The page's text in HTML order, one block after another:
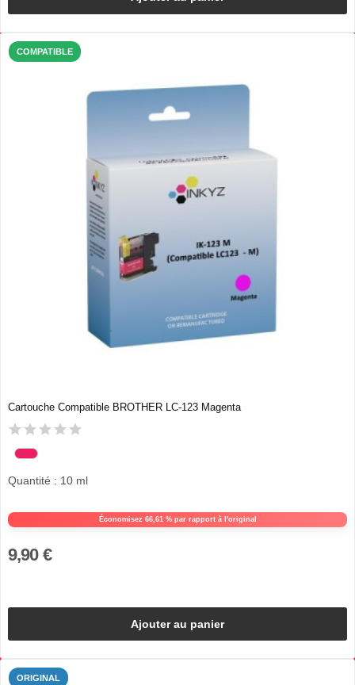
COMPATIBLE
Cartouche Compatible BROTHER LC-123 Magenta
Économisez 66,61 % par rapport à l'original
Quantité : 10 ml
9,90 €
Ajouter au panier
ORIGINAL